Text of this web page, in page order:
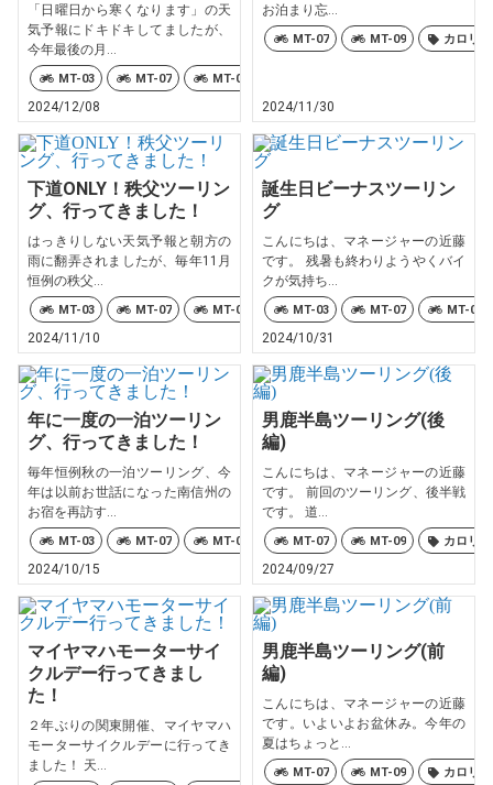
「日曜日から寒くなります」の天
気予報にドキドキしてましたが、
今年最後の月...
MT-03 MT-07 MT-09
2024/12/08
お泊まり忘...
MT-07 MT-09 カロリ
2024/11/30
下道ONLY！秩父ツーリン
グ、行ってきました！
はっきりしない天気予報と朝方の
雨に翻弄されましたが、毎年11月
恒例の秩父...
MT-03 MT-07 MT-09 X FORCE XSR125
2024/11/10
誕生日ビーナスツーリン
グ
こんにちは、マネージャーの近藤
です。 残暑も終わりようやくバイ
クが気持ち...
MT-03 MT-07 MT-09
2024/10/31
年に一度の一泊ツーリン
グ、行ってきました！
毎年恒例秋の一泊ツーリング、今
年は以前お世話になった南信州の
お宿を再訪す...
MT-03 MT-07 MT-09 MT-10 TRACER9
2024/10/15
男鹿半島ツーリング(後
編)
こんにちは、マネージャーの近藤
です。 前回のツーリング、後半戦
です。 道...
MT-07 MT-09 カロリ
2024/09/27
マイヤマハモーターサイ
クルデー行ってきまし
た！
２年ぶりの関東開催、マイヤマハ
モーターサイクルデーに行ってき
ました！ 天...
男鹿半島ツーリング(前
編)
こんにちは、マネージャーの近藤
です。いよいよお盆休み。今年の
夏はちょっと...
MT-07 MT-09 カロリ